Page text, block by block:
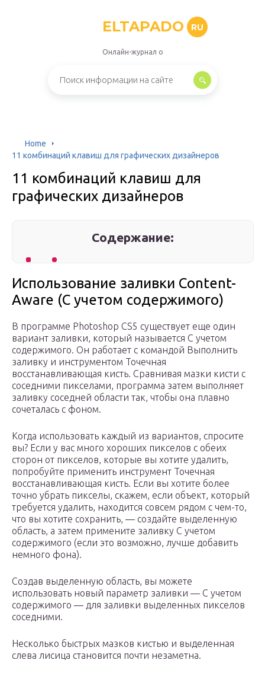
ELTAPADO RU
Онлайн-журнал о
Home
11 комбинаций клавиш для графических дизайнеров
11 комбинаций клавиш для
графических дизайнеров
Содержание:
Использование заливки Content-
Aware (С учетом содержимого)
В программе Photoshop CS5 существует еще один
вариант заливки, который называется С учетом
содержимого. Он работает с командой Выполнить
заливку и инструментом Точечная
восстанавливающая кисть. Сравнивая мазки кисти с
соседними пикселами, программа затем выполняет
заливку соседней области так, чтобы она плавно
сочеталась с фоном.
Когда использовать каждый из вариантов, спросите
вы? Если у вас много хороших пикселов с обеих
сторон от пикселов, которые вы хотите удалить,
попробуйте применить инструмент Точечная
восстанавливающая кисть. Если вы хотите более
точно убрать пикселы, скажем, если объект, который
требуется удалить, находится совсем рядом с чем-то,
что вы хотите сохранить, — создайте выделенную
область, а затем примените заливку С учетом
содержимого (если это возможно, лучше добавить
немного фона).
Создав выделенную область, вы можете
использовать новый параметр заливки — С учетом
содержимого — для заливки выделенных пикселов
соседними.
Несколько быстрых мазков кистью и выделенная
слева лисица становится почти незаметна.